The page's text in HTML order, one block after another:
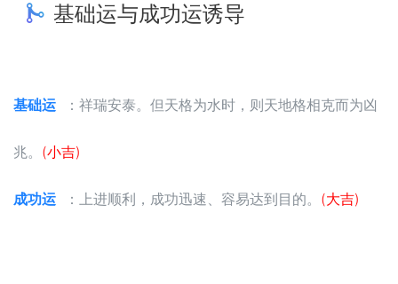
基础运与成功运诱导
基础运 ：祥瑞安泰。但天格为水时，则天地格相克而为凶
兆。 (小吉)
成功运 ：上进顺利，成功迅速、容易达到目的。 (大吉)